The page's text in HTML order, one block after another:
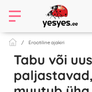
Erootiline ajakiri
Tabu või